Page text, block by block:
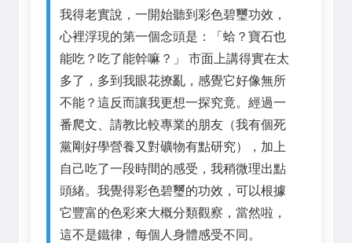
我得老實說，一開始聽到彩色碧璽功效，
心裡浮現的第一個念頭是：「蛤？寶石也
能吃？吃了能幹嘛？」 市面上講得實在太
多了，多到我眼花撩亂，感覺它好像無所
不能？這反而讓我更想一探究竟。經過一
番爬文、請教比較專業的朋友（我有個死
黨剛好學營養又對礦物有點研究），加上
自己吃了一段時間的感受，我稍微理出點
頭緒。我覺得彩色碧璽的功效，可以根據
它豐富的色彩來大概分類觀察，當然啦，
這不是鐵律，每個人身體感受不同。